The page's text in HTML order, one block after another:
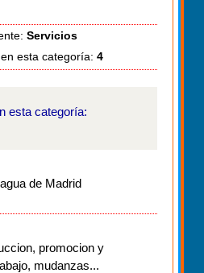
Servicios
esta categoría: 4
esta categoría:
de Madrid
promocion y
mudanzas...